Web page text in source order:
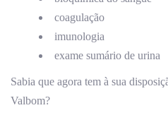
coagulação
imunologia
exame sumário de urina
Sabia que agora tem à sua
Valbom?